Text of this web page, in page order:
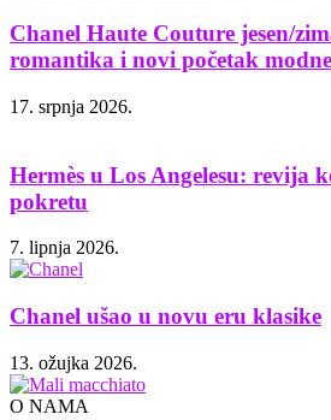
Chanel Haute Couture jesen/
romantika i novi početak
17. srpnja 2026.
Hermès u Los Angelesu: revija
pokretu
7. lipnja 2026.
Chanel ušao u novu eru klasike
13. ožujka 2026.
O NAMA